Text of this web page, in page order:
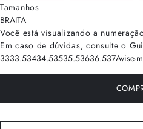
Tamanhos
BRAITA
Você está visualizando a
Em caso de dúvidas, consulte o
3333.53434.53535.53636.537Avise-